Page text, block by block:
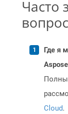
Часто
Где я
Cloud.